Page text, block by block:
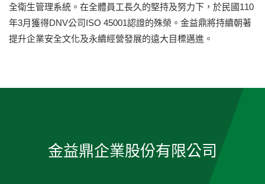
全衛生管理系統。在全體員工長久的堅持及努力下，於民國110
年3月獲得DNV公司ISO 45001認證的殊榮。金益鼎將持續朝著
提升企業安全文化及永續經營發展的遠大目標邁進。
金益鼎企業股份有限公司